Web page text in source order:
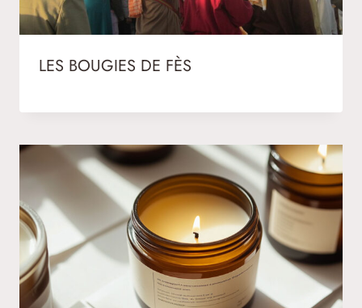
LES BOUGIES DE FÈS